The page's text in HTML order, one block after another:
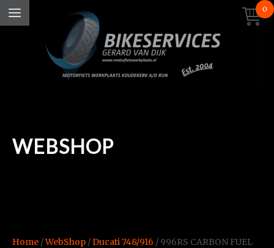
0
WEBSHOP
Home /WebShop /Ducati 748/916 / 996RS CARBON FUEL